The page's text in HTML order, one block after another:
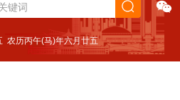
农历丙午(马)年六月廿五